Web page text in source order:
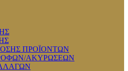
ΠΡΟΪΟΝΤΩΝ
ΑΚΥΡΩΣΕΩΝ